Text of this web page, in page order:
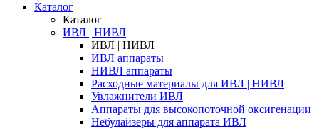
Каталог
Каталог
ИВЛ | НИВЛ
ИВЛ | НИВЛ
ИВЛ аппараты
НИВЛ аппараты
Расходные материалы для ИВЛ | НИВЛ
Увлажнители ИВЛ
Аппараты для высокопоточной оксигенации
Небулайзеры для аппарата ИВЛ